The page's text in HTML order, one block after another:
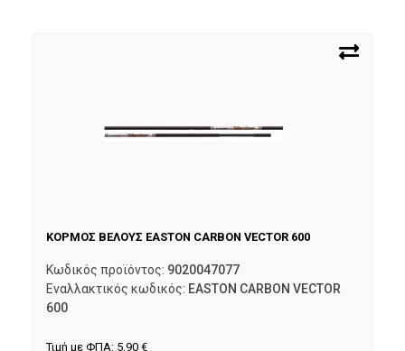
ΚΟΡΜΟΣ ΒΕΛΟΥΣ EASTON CARBON VECTOR 600
Κωδικός προϊόντος: 9020047077
Εναλλακτικός κωδικός: EASTON CARBON VECTOR
600
Τιμή με ΦΠΑ: 5,90 €